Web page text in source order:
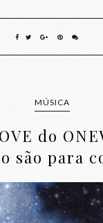
MÚSICA
do
são para